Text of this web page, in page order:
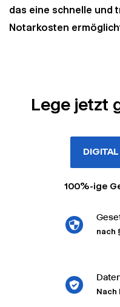
das eine schnelle und
Notarkosten
Lege jetzt
100%-ige
nach
Nach